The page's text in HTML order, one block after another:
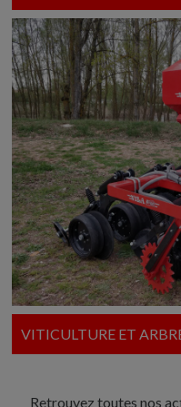
VITICULTURE ET
Retrouvez toutes nos